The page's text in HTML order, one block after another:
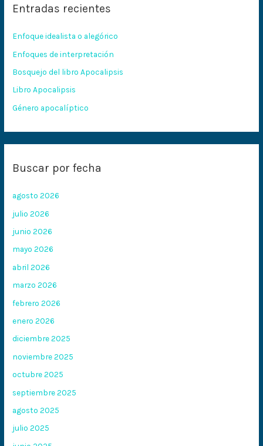
a
p
o
r
:
Entradas recientes
Enfoque idealista o alegórico
Enfoques de interpretación
Bosquejo del libro Apocalipsis
Libro Apocalipsis
Género apocalíptico
Buscar por fecha
agosto 2026
julio 2026
junio 2026
mayo 2026
abril 2026
marzo 2026
febrero 2026
enero 2026
diciembre 2025
noviembre 2025
octubre 2025
septiembre 2025
agosto 2025
julio 2025